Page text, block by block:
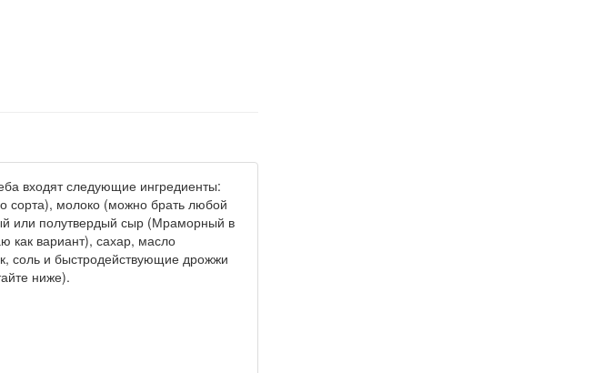
входят следующие ингредиенты:
сорта), молоко (можно брать любой
или полутвердый сыр (Мраморный в
как вариант), сахар, масло
соль и быстродействующие дрожжи
ниже).